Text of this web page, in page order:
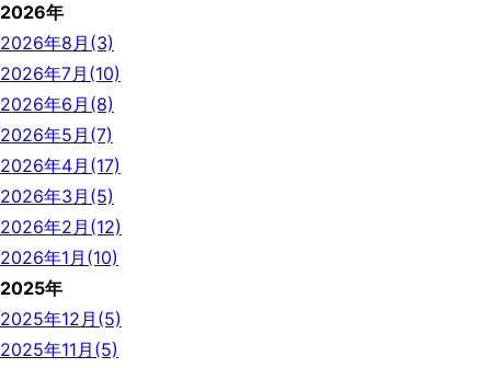
2026年
2026年8月(3)
2026年7月(10)
2026年6月(8)
2026年5月(7)
2026年4月(17)
2026年3月(5)
2026年2月(12)
2026年1月(10)
2025年
2025年12月(5)
2025年11月(5)